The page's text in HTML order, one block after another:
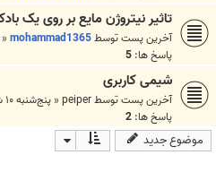
تاثیر نیتروژن مایع بر روی یک
آخرین پست توسطmohammad1365
«
پاسخ ها: 5
شیمی کاربری
آخرین پست توسطpeiper
« پنج‌شنبه ۱۰ شهریور ۱۳۹۰, ۲:۱۷ ب.ظ
پاسخ ها: 2
موضوع جدید